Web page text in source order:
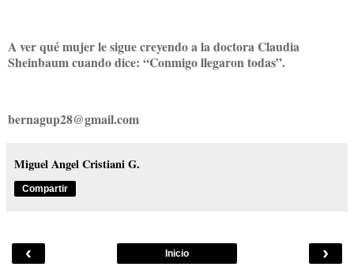
A ver qué mujer le sigue creyendo a la doctora Claudia
Sheinbaum cuando dice: “Conmigo llegaron todas”.
bernagup28@gmail.com
Miguel Angel Cristiani G.
Compartir
‹ ›
Inicio